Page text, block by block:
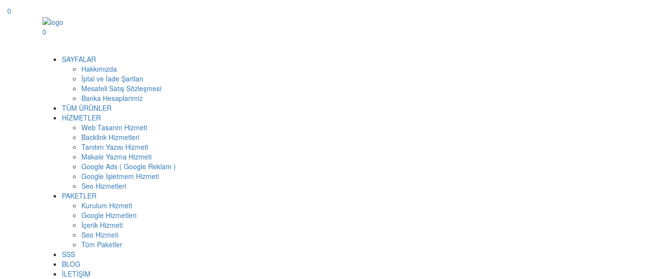
0
0
SAYFALAR
Hakkımızda
İptal ve İade Şartları
Mesafeli Satış Sözleşmesi
Banka Hesaplarimiz
TÜM ÜRÜNLER
HİZMETLER
Web Tasarım Hizmeti
Backlink Hizmetleri
Tanıtım Yazısı Hizmeti
Makale Yazma Hizmeti
Google Ads ( Google Reklam )
Google İşletmem Hizmeti
Seo Hizmetleri
PAKETLER
Kurulum Hizmeti
Google Hizmetleri
İçerik Hizmeti
Seo Hizmeti
Tüm Paketler
SSS
BLOG
İLETİŞİM